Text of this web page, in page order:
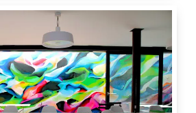
4.50 m
13 m
Beric architectes
GE Suisse
IdRoom